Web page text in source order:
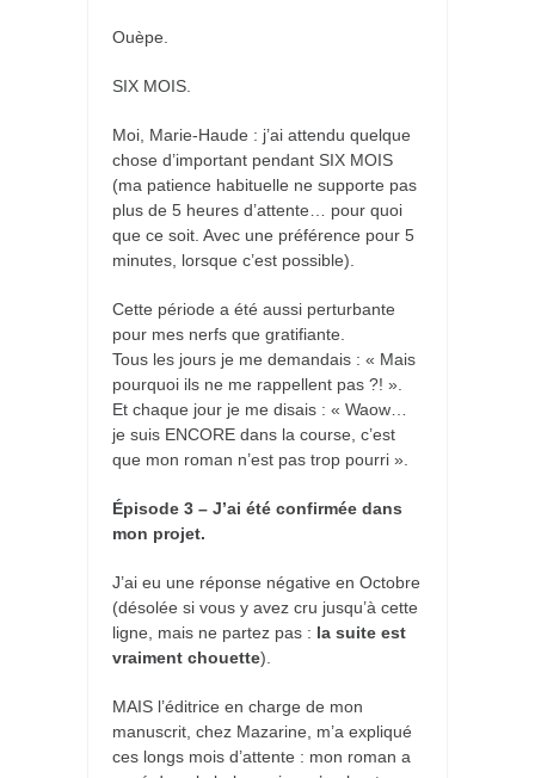
Ouèpe.
SIX MOIS.
Moi, Marie-Haude : j’ai attendu quelque
chose d’important pendant SIX MOIS
(ma patience habituelle ne supporte pas
plus de 5 heures d’attente… pour quoi
que ce soit. Avec une préférence pour 5
minutes, lorsque c’est possible).
Cette période a été aussi perturbante
pour mes nerfs que gratifiante.
Tous les jours je me demandais : « Mais
pourquoi ils ne me rappellent pas ?! ».
Et chaque jour je me disais : « Waow…
je suis ENCORE dans la course, c’est
que mon roman n’est pas trop pourri ».
Épisode 3 – J’ai été confirmée dans
mon projet.
J’ai eu une réponse négative en Octobre
(désolée si vous y avez cru jusqu’à cette
ligne, mais ne partez pas : la suite est
vraiment chouette).
MAIS l’éditrice en charge de mon
manuscrit, chez Mazarine, m’a expliqué
ces longs mois d’attente : mon roman a